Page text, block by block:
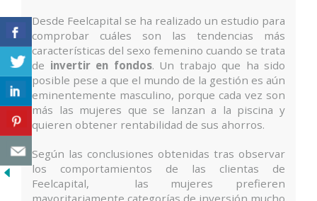
Desde Feelcapital se ha realizado un estudio para
comprobar cuáles son las tendencias más
características del sexo femenino cuando se trata
de invertir en fondos. Un trabajo que ha sido
posible pese a que el mundo de la gestión es aún
eminentemente masculino, porque cada vez son
más las mujeres que se lanzan a la piscina y
quieren obtener rentabilidad de sus ahorros.
Según las conclusiones obtenidas tras observar
los comportamientos de las clientas de
Feelcapital, las mujeres prefieren